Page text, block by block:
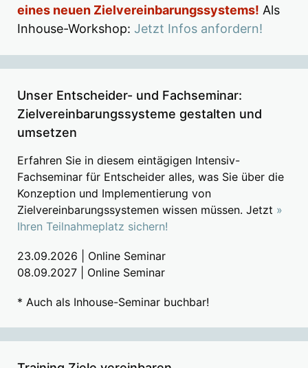
eines neuen Zielvereinbarungssystems! Als
Inhouse-Workshop: Jetzt Infos anfordern!
Unser Entscheider- und Fachseminar:
Zielvereinbarungssysteme gestalten und
umsetzen
Erfahren Sie in diesem eintägigen Intensiv-
Fachseminar für Entscheider alles, was Sie über die
Konzeption und Implementierung von
Zielvereinbarungssystemen wissen müssen. Jetzt »
Ihren Teilnahmeplatz sichern!
23.09.2026 | Online Seminar
08.09.2027 | Online Seminar
* Auch als Inhouse-Seminar buchbar!